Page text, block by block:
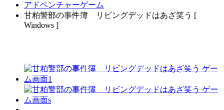
アドベンチャーゲーム
甘粕警部の事件簿 リビングデッドはあざ笑う [
Windows ]